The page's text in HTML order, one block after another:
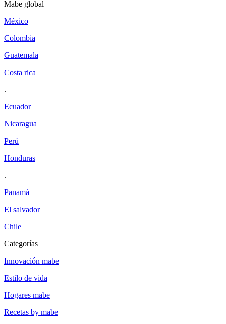
mabe global
méxico
colombia
guatemala
costa rica
.
ecuador
nicaragua
perú
honduras
.
panamá
el salvador
chile
categorías
innovación mabe
estilo de vida
hogares mabe
recetas by mabe